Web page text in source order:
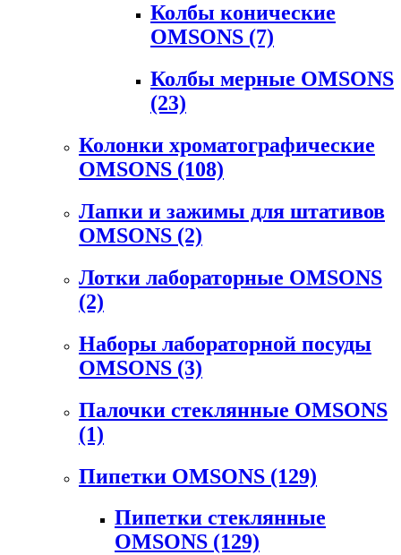
Колбы конические
OMSONS (7)
Колбы мерные OMSONS
(23)
Колонки хроматографические
OMSONS (108)
Лапки и зажимы для штативов
OMSONS (2)
Лотки лабораторные OMSONS
(2)
Наборы лабораторной посуды
OMSONS (3)
Палочки стеклянные OMSONS
(1)
Пипетки OMSONS (129)
Пипетки стеклянные
OMSONS (129)